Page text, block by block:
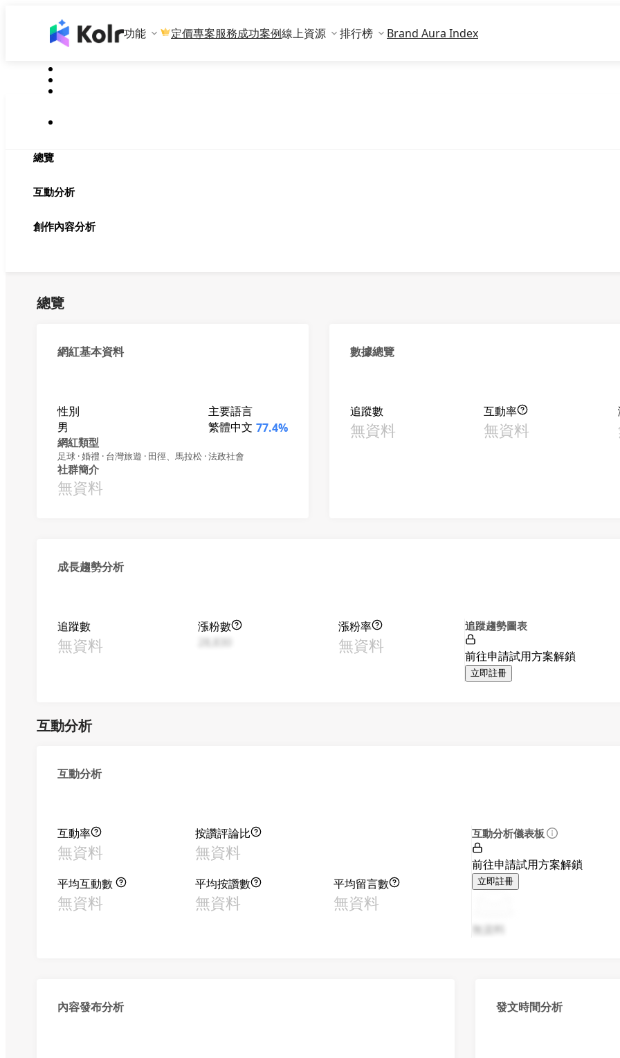
功能 定價專案服務成功案例線上資源 排行榜 Brand Aura Index
總覽
互動分析
創作內容分析
總覽
網紅基本資料
性別
男
主要語言
繁體中文 77.4%
網紅類型
足球 · 婚禮 · 台灣旅遊 · 田徑、馬拉松 · 法政社會
社群簡介
無資料
數據總覽
追蹤數
無資料
互動率
無資料
成長趨勢分析
追蹤數
無資料
漲粉數
漲粉率
無資料
追蹤趨勢圖表
前往申請試用方案解鎖
立即註冊
互動分析
互動分析
互動率
無資料
按讚評論比
無資料
平均互動數
無資料
平均按讚數
無資料
平均留言數
無資料
互動分析儀表板
前往申請試用方案解鎖
立即註冊
無資料
內容發布分析 發文時間分析